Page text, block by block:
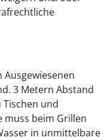
3 Metern Abstand
Tischen und
muss beim Grillen
in unmittelbare